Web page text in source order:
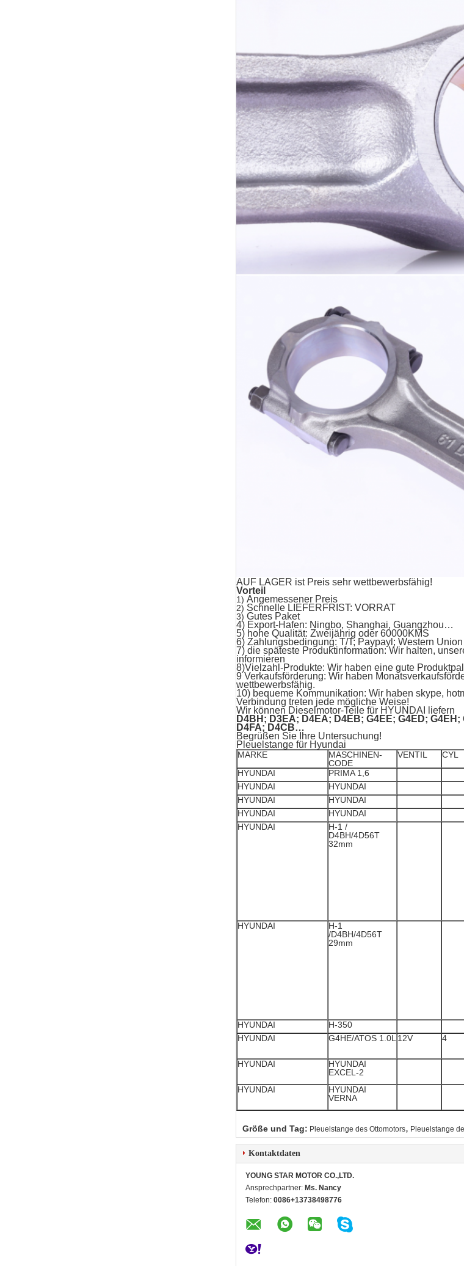
AUF LAGER ist Preis sehr wettbewerbsfähig!
Vorteil
1) Angemessener Preis
2) Schnelle LIEFERFRIST: VORRAT
3) Gutes Paket
4) Export-Hafen: Ningbo, Shanghai, Guangzhou…
5) hohe Qualität: Zweijährig oder 60000KMS
6) Zahlungsbedingung: T/T; Paypayl; Western Union
7) die späteste Produktinformation: Wir halten,
informieren
8)Vielzahl-Produkte: Wir haben eine gute
9 Verkaufsförderung: Wir haben
wettbewerbsfähig.
10) bequeme Kommunikation: Wir haben skype,
Verbindung treten jede mögliche Weise!
Wir können Dieselmotor-Teile für HYUNDAI liefern
D4BH; D3EA; D4EA; D4EB; G4EE; G4ED; G4EH;
D4FA; D4CB…
Begrüßen Sie Ihre Untersuchung!
Pleuelstange für Hyundai
MARKE
MASCHINEN-
CODE
VENTIL CYL
HYUNDAI
PRIMA 1,6
HYUNDAI
HYUNDAI
HYUNDAI
HYUNDAI
HYUNDAI
HYUNDAI
HYUNDAI
H-1 /
D4BH/4D56T
32mm
HYUNDAI
H-1
/D4BH/4D56T
29mm
HYUNDAI H-350
HYUNDAI
G4HE/ATOS 1.0L 12V 4
HYUNDAI
HYUNDAI
EXCEL-2
HYUNDAI
HYUNDAI
VERNA
Größe und Tag: Pleuelstange des Ottomotors, Pleuelstange
Kontaktdaten
YOUNG STAR MOTOR CO.,LTD.
Ansprechpartner: Ms. Nancy
Telefon: 0086+13738498776